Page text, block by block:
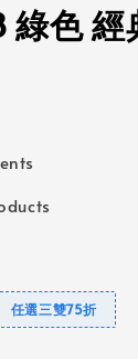
色 經
任選三雙75折